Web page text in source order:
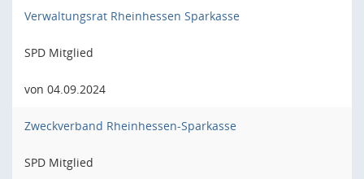
Verwaltungsrat Rheinhessen Sparkasse
SPD Mitglied
von 04.09.2024
Zweckverband Rheinhessen-Sparkasse
SPD Mitglied